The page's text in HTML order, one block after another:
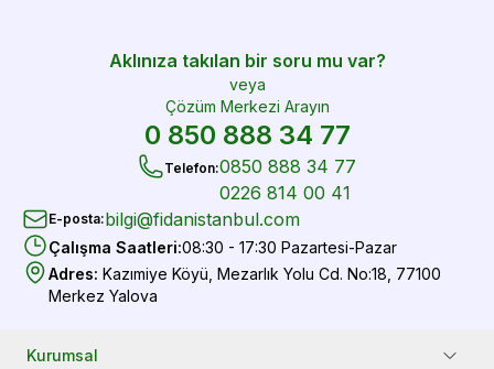
Aklınıza takılan bir soru mu var?
veya
Çözüm Merkezi Arayın
0 850 888 34 77
Telefon:0850 888 34 77
0226 814 00 41
E-posta:bilgi@fidanistanbul.com
Çalışma Saatleri:08:30 - 17:30 Pazartesi-Pazar
Adres: Kazımiye Köyü, Mezarlık Yolu Cd. No:18, 77100
Merkez Yalova
Kurumsal